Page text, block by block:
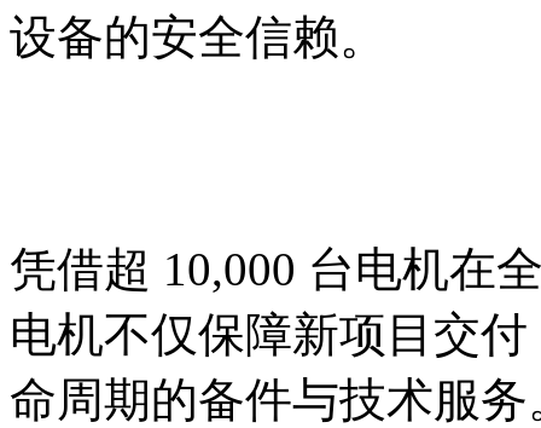
设备的安全信赖。
凭借超 10,000 台电机在
电机不仅保障新项目交
命周期的备件与技术服务